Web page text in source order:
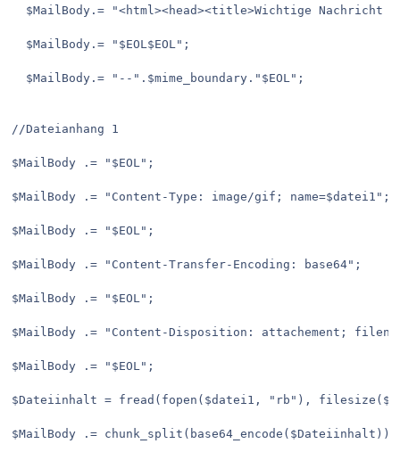
$MailBody.= "<html><head><title>Wichtige Nachricht
  $MailBody.= "$EOL$EOL";
  $MailBody.= "--".$mime_boundary."$EOL";
//Dateianhang 1
$MailBody .= "$EOL";
$MailBody .= "Content-Type: image/gif; name=$datei1";
$MailBody .= "$EOL";
$MailBody .= "Content-Transfer-Encoding: base64";
$MailBody .= "$EOL";
$MailBody .= "Content-Disposition: attachement;
$MailBody .= "$EOL";
$Dateiinhalt = fread(fopen($datei1, "rb"),
$MailBody .= chunk_split(base64_encode($Dateiinhalt));